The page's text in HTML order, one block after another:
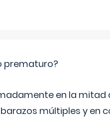
prematuro?
en la mitad
múltiples y en